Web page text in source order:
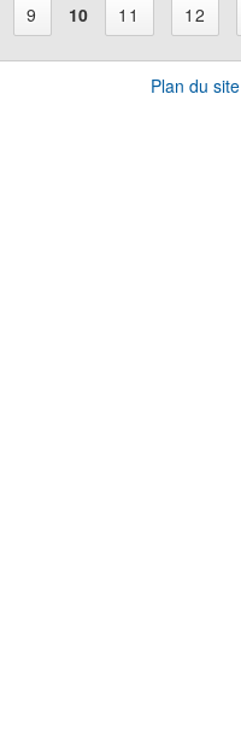
P
9
10 11 12
Plan du site